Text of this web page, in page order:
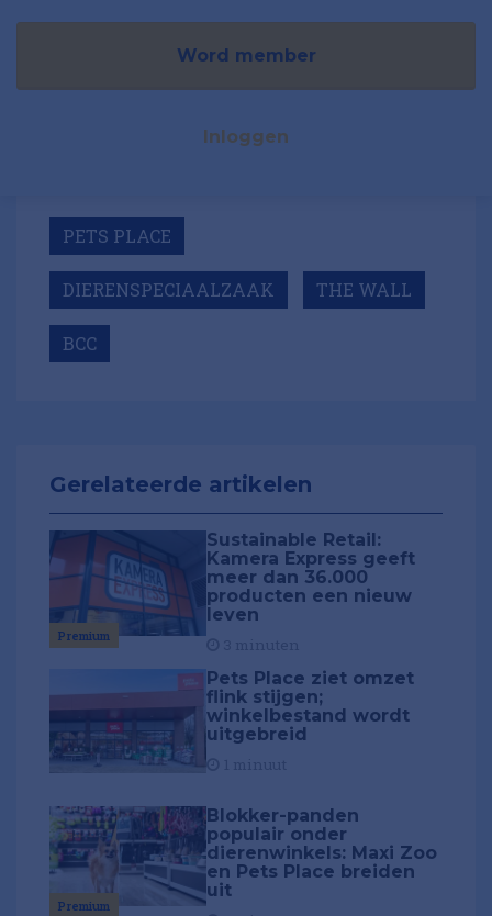
Word member
Inloggen
PETS PLACE
DIERENSPECIAALZAAK THE WALL
BCC
Gerelateerde artikelen
Premium
Sustainable Retail:
Kamera Express geeft
meer dan 36.000
producten een nieuw
leven
Pets Place ziet omzet
flink stijgen;
winkelbestand wordt
uitgebreid
Premium
Blokker-panden
populair onder
dierenwinkels: Maxi Zoo
en Pets Place breiden
uit